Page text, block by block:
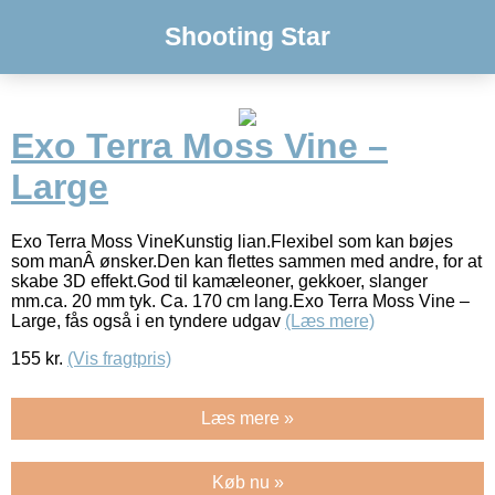
Shooting Star
Exo Terra Moss Vine –
Large
Exo Terra Moss VineKunstig lian.Flexibel som kan bøjes
som manÂ ønsker.Den kan flettes sammen med andre, for at
skabe 3D effekt.God til kamæleoner, gekkoer, slanger
mm.ca. 20 mm tyk. Ca. 170 cm lang.Exo Terra Moss Vine –
Large, fås også i en tyndere udgav (Læs mere)
155 kr. (Vis fragtpris)
Læs mere »
Køb nu »